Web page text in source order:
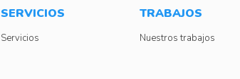
SERVICIOS
Servicios
TRABAJOS
Nuestros trabajos